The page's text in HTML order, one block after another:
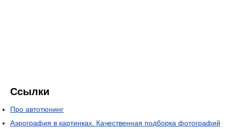
Ссылки
Про автотюнинг
Аэрография в картинках. Качественная подборка фотографий